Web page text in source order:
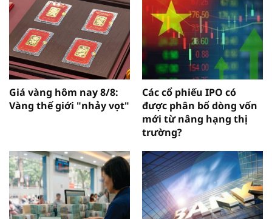
Giá vàng hôm nay 8/8:
Vàng thế giới "nhảy vọt"
Các cổ phiếu IPO có
được phân bổ dòng vốn
mới từ nâng hạng thị
trường?